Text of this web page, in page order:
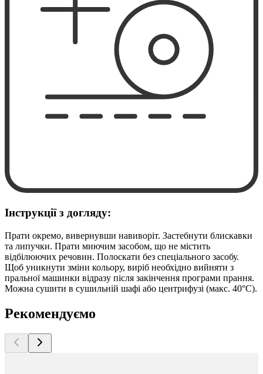
Інструкції з догляду:
Прати окремо, вивернувши навиворіт. Застебнути блискавки
та липучки. Прати миючим засобом, що не містить
відбілюючих речовин. Полоскати без спеціального засобу.
Щоб уникнути зміни кольору, виріб необхідно вийняти з
пральної машинки відразу після закінчення програми прання.
Можна сушити в сушильній шафі або центрифузі (макс. 40°C).
Рекомендуємо